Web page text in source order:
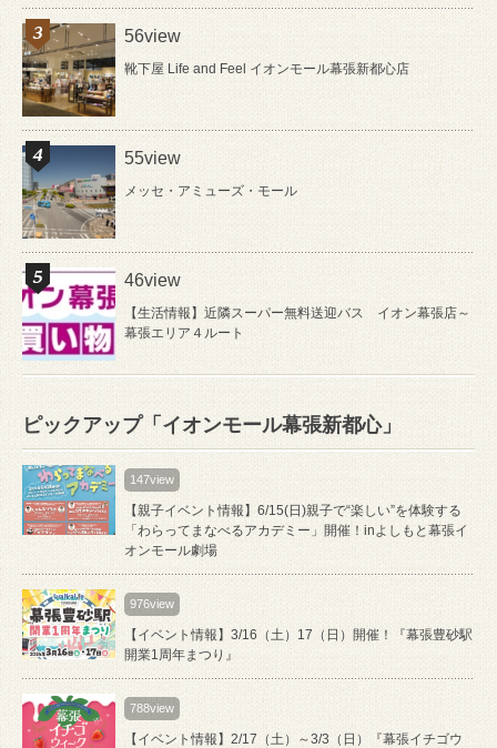
56view
靴下屋 Life and Feel イオンモール幕張新都心店
55view
メッセ・アミューズ・モール
46view
【生活情報】近隣スーパー無料送迎バス イオン幕張店～
幕張エリア４ルート
ピックアップ「イオンモール幕張新都心」
147view
【親子イベント情報】6/15(日)親子で“楽しい”を体験する
「わらってまなべるアカデミー」開催！inよしもと幕張イ
オンモール劇場
976view
【イベント情報】3/16（土）17（日）開催！『幕張豊砂駅
開業1周年まつり』
788view
【イベント情報】2/17（土）～3/3（日）『幕張イチゴウ